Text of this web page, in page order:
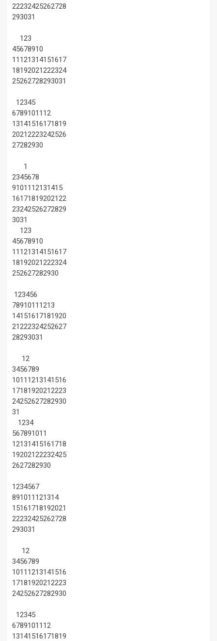
22232425262728
293031
123
45678910
11 121314151617
18192021222324
25262728293031
12345
67891011 12
13141516171819
20212223242526
27282930
1
2345678
91011 12131415
16171819202122
23242526272829
3031
123
45678910
11 121314151617
18192021222324
252627282930
123456
7891011 1213
14151617181920
21222324252627
28293031
12
3456789
1011 1213141516
17181920212223
24252627282930
31
1234
567891011
12131415161718
19202122232425
2627282930
1234567
891011 121314
15161718192021
22232425262728
293031
12
3456789
1011 1213141516
17181920212223
24252627282930
12345
67891011 12
13141516171819